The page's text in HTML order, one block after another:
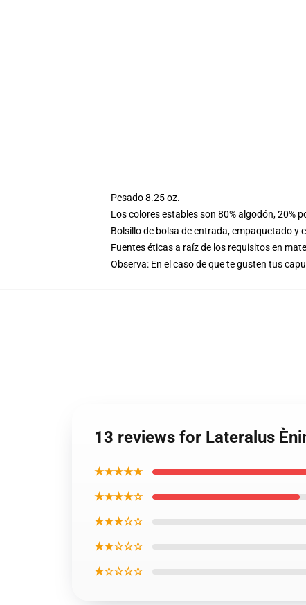
Pesado 8.25 oz.
Los colores estables son 80% algodón, 20%
Bolsillo de bolsa de entrada, empaquetado y
Fuentes éticas a raíz de los requisitos en
Observa: En el caso de que te gusten tus
13 reviews for Lateralus
★★★★★
★★★★☆
★★★☆☆
★★☆☆☆
★☆☆☆☆